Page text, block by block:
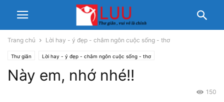
Trang chủ Lời hay - ý đẹp - châm ngôn cuộc sống - thơ
Thư giãn Lời hay - ý đẹp - châm ngôn cuộc sống - thơ
Này em, nhớ nhé!!
150